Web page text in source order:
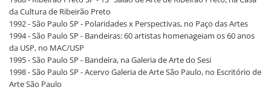
da Cultura de Ribeirão Preto
1992 - São Paulo SP - Polaridades x Perspectivas, no Paço das Artes
1994 - São Paulo SP - Bandeiras: 60 artistas homenageiam os 60 anos
da USP, no MAC/USP
1995 - São Paulo SP - Bandeira, na Galeria de Arte do Sesi
1998 - São Paulo SP - Acervo Galeria de Arte São Paulo, no Escritório de
Arte São Paulo